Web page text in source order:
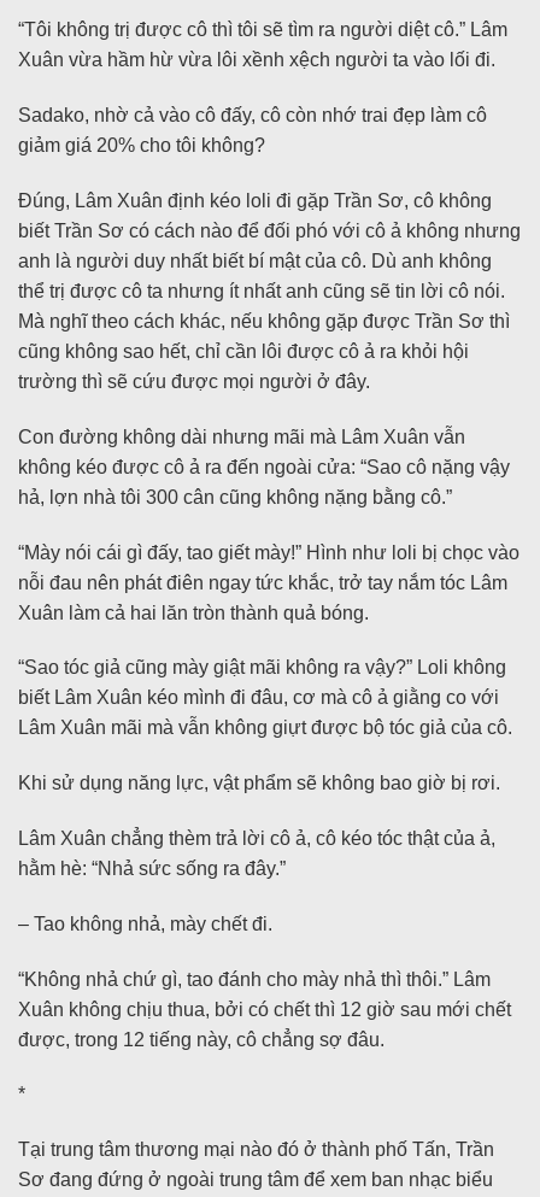
“Tôi không trị được cô thì tôi sẽ tìm ra người diệt cô.” Lâm
Xuân vừa hầm hừ vừa lôi xềnh xệch người ta vào lối đi.
Sadako, nhờ cả vào cô đấy, cô còn nhớ trai đẹp làm cô
giảm giá 20% cho tôi không?
Đúng, Lâm Xuân định kéo loli đi gặp Trần Sơ, cô không
biết Trần Sơ có cách nào để đối phó với cô ả không nhưng
anh là người duy nhất biết bí mật của cô. Dù anh không
thể trị được cô ta nhưng ít nhất anh cũng sẽ tin lời cô nói.
Mà nghĩ theo cách khác, nếu không gặp được Trần Sơ thì
cũng không sao hết, chỉ cần lôi được cô ả ra khỏi hội
trường thì sẽ cứu được mọi người ở đây.
Con đường không dài nhưng mãi mà Lâm Xuân vẫn
không kéo được cô ả ra đến ngoài cửa: “Sao cô nặng vậy
hả, lợn nhà tôi 300 cân cũng không nặng bằng cô.”
“Mày nói cái gì đấy, tao giết mày!” Hình như loli bị chọc vào
nỗi đau nên phát điên ngay tức khắc, trở tay nắm tóc Lâm
Xuân làm cả hai lăn tròn thành quả bóng.
“Sao tóc giả cũng mày giật mãi không ra vậy?” Loli không
biết Lâm Xuân kéo mình đi đâu, cơ mà cô ả giằng co với
Lâm Xuân mãi mà vẫn không giựt được bộ tóc giả của cô.
Khi sử dụng năng lực, vật phẩm sẽ không bao giờ bị rơi.
Lâm Xuân chẳng thèm trả lời cô ả, cô kéo tóc thật của ả,
hằm hè: “Nhả sức sống ra đây.”
– Tao không nhả, mày chết đi.
“Không nhả chứ gì, tao đánh cho mày nhả thì thôi.” Lâm
Xuân không chịu thua, bởi có chết thì 12 giờ sau mới chết
được, trong 12 tiếng này, cô chẳng sợ đâu.
*
Tại trung tâm thương mại nào đó ở thành phố Tấn, Trần
Sơ đang đứng ở ngoài trung tâm để xem ban nhạc biểu